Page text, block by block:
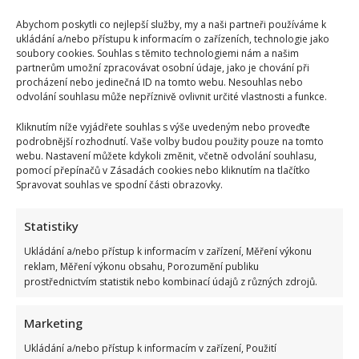
Abychom poskytli co nejlepší služby, my a naši partneři používáme k
ukládání a/nebo přístupu k informacím o zařízeních, technologie jako
soubory cookies. Souhlas s těmito technologiemi nám a našim
partnerům umožní zpracovávat osobní údaje, jako je chování při
procházení nebo jedinečná ID na tomto webu. Nesouhlas nebo
odvolání souhlasu může nepříznivě ovlivnit určité vlastnosti a funkce.
Kliknutím níže vyjádřete souhlas s výše uvedeným nebo proveďte
podrobnější rozhodnutí. Vaše volby budou použity pouze na tomto
webu. Nastavení můžete kdykoli změnit, včetně odvolání souhlasu,
pomocí přepínačů v Zásadách cookies nebo kliknutím na tlačítko
Spravovat souhlas ve spodní části obrazovky.
Statistiky
Ukládání a/nebo přístup k informacím v zařízení, Měření výkonu
reklam, Měření výkonu obsahu, Porozumění publiku
prostřednictvím statistik nebo kombinací údajů z různých zdrojů.
Marketing
Ukládání a/nebo přístup k informacím v zařízení, Použití
super rychlé jídlo milují nejen malé děti, ale i mládež...
VíceRead
more
about
Máte
fast
food?